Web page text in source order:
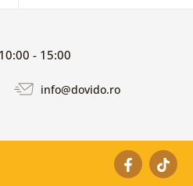
- 15:00
info@dovido.ro